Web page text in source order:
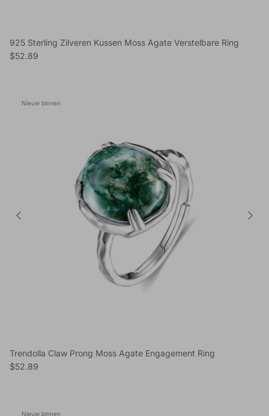
925 Sterling Zilveren Kussen Moss Agate Verstelbare Ring
Reguliere prijs
$52.89
Nieuw binnen
Trendolla Claw Prong Moss Agate Engagement Ring
Reguliere prijs
$52.89
Nieuw binnen